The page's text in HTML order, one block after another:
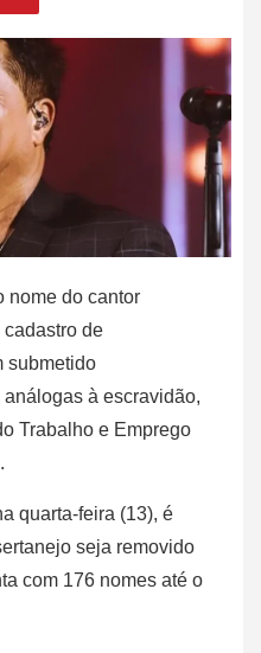
nome do cantor
de
submetido
à escravidão,
Trabalho e Emprego
quarta-feira (13), é
seja removido
com 176 nomes até o